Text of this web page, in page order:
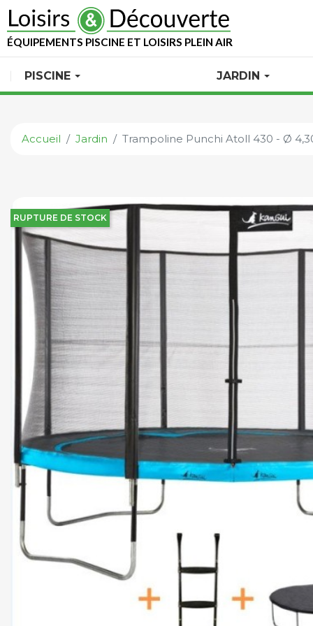
ÉQUIPEMENTS PISCINE ET LOISIRS PLEIN AIR
PISCINE JARDIN
Accueil Jardin Trampoline Punchi Atoll 430 - Ø
RUPTURE DE STOCK